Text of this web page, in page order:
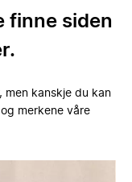
finne siden
men kanskje du kan
merkene våre